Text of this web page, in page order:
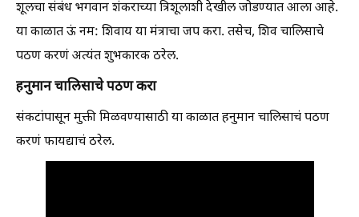
शूलचा संबंध भगवान शंकराच्या त्रिशूलाशी देखील जोडण्यात आला आहे.
या काळात ऊं नम: शिवाय या मंत्राचा जप करा. तसेच, शिव चालिसाचे
पठण करणं अत्यंत शुभकारक ठरेल.
हनुमान चालिसाचे पठण करा
संकटांपासून मुक्ती मिळवण्यासाठी या काळात हनुमान चालिसाचं पठण
करणं फायद्याचं ठरेल.